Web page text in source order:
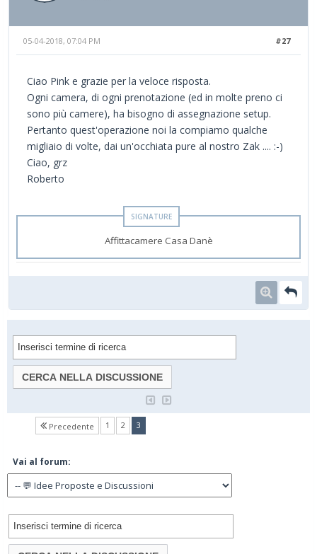
#27
05-04-2018, 07:04 PM
Ciao Pink e grazie per la veloce risposta.
Ogni camera, di ogni prenotazione (ed in molte preno ci
sono più camere), ha bisogno di assegnazione setup.
Pertanto quest'operazione noi la compiamo qualche
migliaio di volte, dai un'occhiata pure al nostro Zak .... :-)
Ciao, grz
Roberto
Affittacamere Casa Danè
Precedente 1 2 3(current)
Vai al forum: